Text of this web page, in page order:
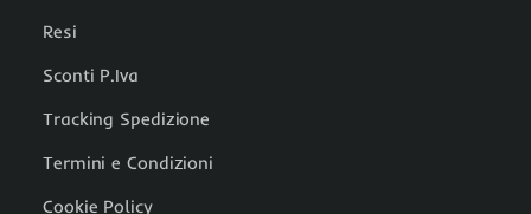
Resi
Sconti P.Iva
Tracking Spedizione
Termini e Condizioni
Cookie Policy